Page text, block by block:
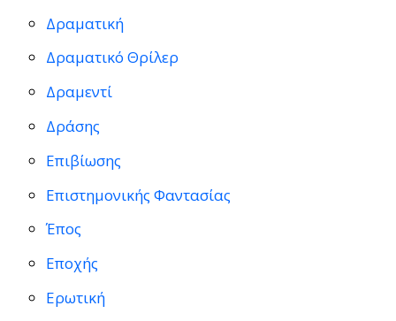
Δραματική
Δραματικό Θρίλερ
Δραμεντί
Δράσης
Επιβίωσης
Επιστημονικής Φαντασίας
Έπος
Εποχής
Ερωτική